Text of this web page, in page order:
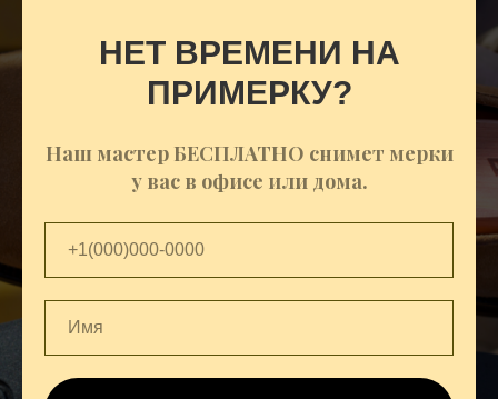
НЕТ ВРЕМЕНИ НА
ПРИМЕРКУ?
Наш мастер БЕСПЛАТНО снимет мерки
у вас в офисе или дома.